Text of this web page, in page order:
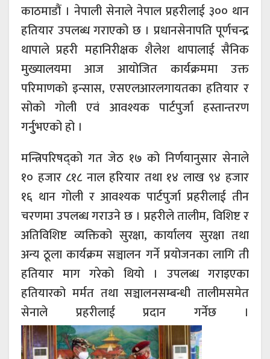
काठमाडौं । नेपाली सेनाले नेपाल प्रहरीलाई ३०० थान
हतियार उपलब्ध गराएको छ । प्रधानसेनापति पूर्णचन्द्र
थापाले प्रहरी महानिरीक्षक शैलेश थापालाई सैनिक
मुख्यालयमा आज आयोजित कार्यक्रममा उक्त
परिमाणको इन्सास, एसएलआरलगायतका हतियार र
सोको गोली एवं आवश्यक पार्टपुर्जा हस्तान्तरण
गर्नुुभएको हो ।
मन्त्रिपरिषद्को गत जेठ १७ को निर्णयानुसार सेनाले
१० हजार ८१८ नाल हरियार तथा १४ लाख ९४ हजार
१६ थान गोली र आवश्यक पार्टपुर्जा प्रहरीलाई तीन
चरणमा उपलब्ध गराउने छ । प्रहरीले तालीम, विशिष्ट र
अतिविशिष्ट व्यक्तिको सुरक्षा, कार्यालय सुरक्षा तथा
अन्य ठूला कार्यक्रम सञ्चालन गर्ने प्रयोजनका लागि ती
हतियार माग गरेको थियो । उपलब्ध गराइएका
हतियारको मर्मत तथा सञ्चालनसम्बन्धी तालीमसमेत
सेनाले प्रहरीलाई प्रदान गर्नेछ ।